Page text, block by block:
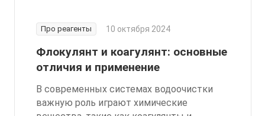
Про реагенты 10 октября 2024
Флокулянт и коагулянт: основные
отличия и применение
В современных системах водоочистки
важную роль играют химические